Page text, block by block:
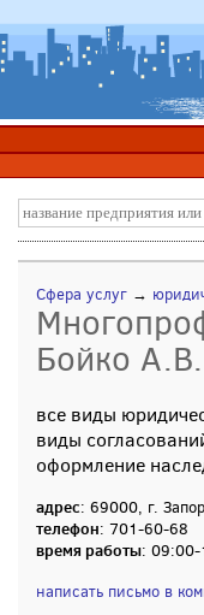
Сфера услуг →
Бойко
все виды
виды
оформление
адрес: 69000, г.
телефон: 701-60-68
время работы:
написать письмо в